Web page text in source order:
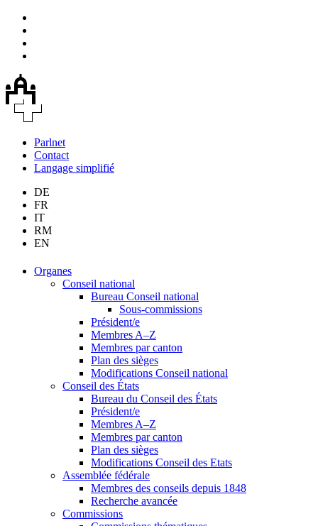
Parlnet
Contact
Langage simplifié
DE
FR
IT
RM
EN
Organes
Conseil national
Bureau Conseil national
Sous-commissions
Président/e
Membres A–Z
Membres par canton
Plan des sièges
Modifications Conseil national
Conseil des États
Bureau du Conseil des États
Président/e
Membres A–Z
Membres par canton
Plan des sièges
Modifications Conseil des Etats
Assemblée fédérale
Membres des conseils depuis 1848
Recherche avancée
Commissions